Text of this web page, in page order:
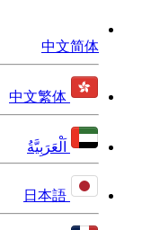
中文简体
中文繁体
اَلْعَرَبِيَّةُ
日本語